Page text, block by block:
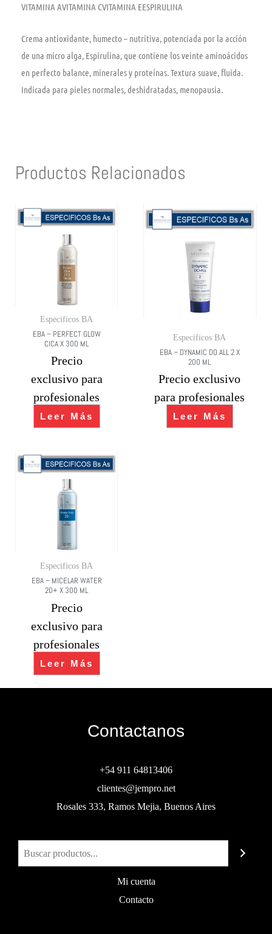
VITAMINA AVITAMINA CVITAMINA EESPIRULINA
Crema antioxidante, humecto – nutritiva, potenciada por la acción
de una micro alga, Espirulina, que contiene los veinte aminoácidos
en perfecto balance, minerales y proteínas. Textura suave, fluida.
Indicada para pieles normales, deshidratadas, menopausia.
Productos Relacionados
Especificos BA
EBA – PERFECT GLOW
CICA X 300 ML
Precio
exclusivo para
profesionales
Leer Más
Especificos BA
EBA – DYNAMIC DO ALL 2 X
200 ML
Precio exclusivo
para profesionales
Leer Más
Especificos BA
EBA – MICELAR WATER
20+ X 300 ML
Precio
exclusivo para
profesionales
Leer Más
Contactanos
+54 911 64813406
clientes@jempro.net
Rosales 333, Ramos Mejia, Buenos Aires
Mi cuenta
Contacto